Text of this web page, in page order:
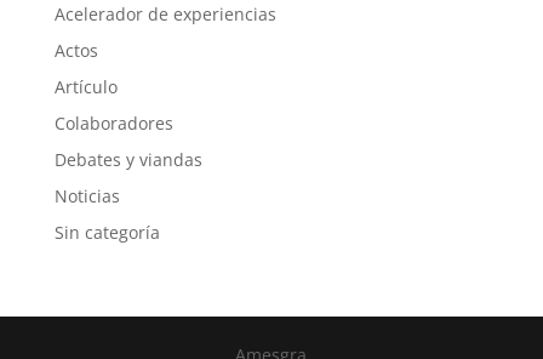
Acelerador de experiencias
Actos
Artículo
Colaboradores
Debates y viandas
Noticias
Sin categoría